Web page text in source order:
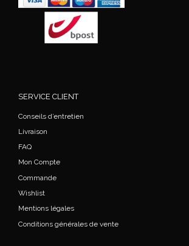
SERVICE CLIENT
Conseils d’entretien
Livraison
FAQ
Mon Compte
Commande
Wishlist
Mentions légales
Conditions générales de vente